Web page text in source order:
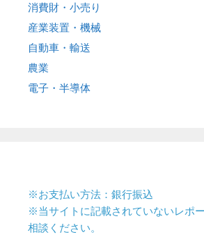
消費財・小売り
産業装置・機械
自動車・輸送
農業
電子・半導体
※お支払い方法：銀行振込
※当サイトに記載されていないレポ
相談ください。